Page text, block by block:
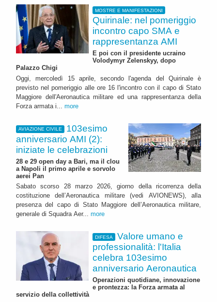
MOSTRE E MANIFESTAZIONI
Quirinale: nel pomeriggio
incontro capo SMA e
rappresentanza AMI
E poi con il presidente ucraino
Volodymyr Zelenskyy, dopo
Palazzo Chigi
Oggi, mercoledì 15 aprile, secondo l'agenda del Quirinale è
previsto nel pomeriggio alle ore 16 l'incontro con il capo di Stato
Maggiore dell'Aeronautica militare ed una rappresentanza della
Forza armata i... more
AVIAZIONE CIVILE
103esimo
anniversario AMI (2):
iniziate le celebrazioni
28 e 29 open day a Bari, ma il clou
a Napoli il primo aprile e sorvolo
aerei Pan
Sabato scorso 28 marzo 2026, giorno della ricorrenza della
costituzione dell’Aeronautica militare (vedi AVIONEWS), alla
presenza del capo di Stato Maggiore dell’Aeronautica militare,
generale di Squadra Aer... more
DIFESA
Valore umano e
professionalità: l'Italia
celebra 103esimo
anniversario Aeronautica
Operazioni quotidiane, innovazione
e prontezza: la Forza armata al
servizio della collettività